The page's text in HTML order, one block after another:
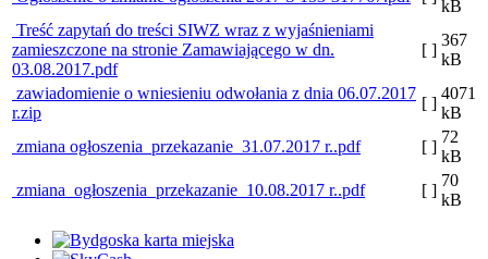
kB
Treść zapytań do treści SIWZ wraz z wyjaśnieniami
zamieszczone na stronie Zamawiającego w dn.
03.08.2017.pdf
[ ]
367
kB
zawiadomienie o wniesieniu odwołania z dnia 06.07.2017
r.zip
[ ]
4071
kB
zmiana ogłoszenia_przekazanie_31.07.2017 r..pdf
[ ]
72
kB
zmiana_ogłoszenia_przekazanie_10.08.2017 r..pdf
[ ]
70
kB